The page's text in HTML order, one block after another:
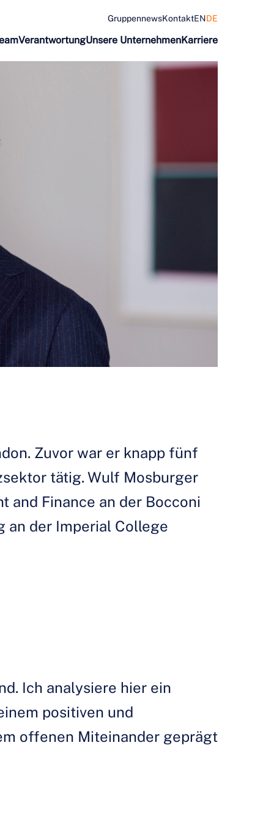
GruppennewsKontaktENDE
VerantwortungUnsere UnternehmenKarriere
Zuvor war er knapp fünf
tätig. Wulf Mosburger
and Finance an der Bocconi
an der Imperial College
Ich analysiere hier ein
positiven und
offenen Miteinander geprägt